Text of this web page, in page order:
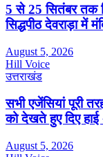
5 से 25 सितंबर तक
सिद्धपीठ देवराड़ा में
August 5, 2026
Hill Voice
उत्तराखंड
सभी एजेंसियां पूरी
को देखते हुए दिए
August 5, 2026